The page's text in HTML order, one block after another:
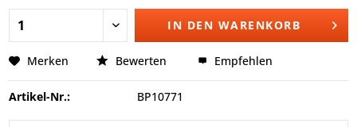
IN DEN WARENKORB
Merken Bewerten Empfehlen
Artikel-Nr.: BP10771